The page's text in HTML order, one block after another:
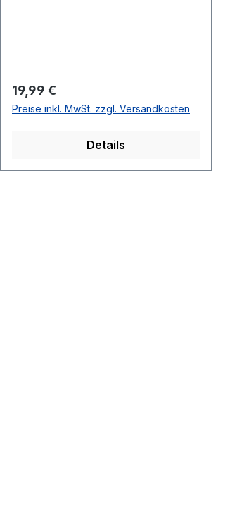
Regulärer Preis:
19,99 €
Preise inkl. MwSt. zzgl. Versandkosten
Details